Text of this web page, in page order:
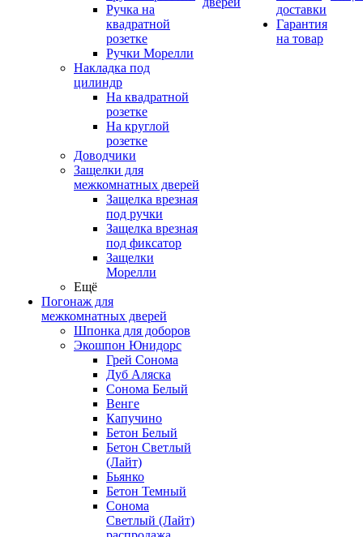
Ручка на
квадратной
розетке
Ручки Морелли
Накладка под
цилиндр
На квадратной
розетке
На круглой
розетке
Доводчики
Защелки для
межкомнатных дверей
Защелка врезная
под ручки
Защелка врезная
под фиксатор
Защелки
Морелли
Ещё
Погонаж для
межкомнатных дверей
Шпонка для доборов
Экошпон Юнидорс
Грей Сонома
Дуб Аляска
Сонома Белый
Венге
Капучино
Бетон Белый
Бетон Светлый
(Лайт)
Бьянко
Бетон Темный
Сонома
Светлый (Лайт)
доставки
Гарантия
на товар